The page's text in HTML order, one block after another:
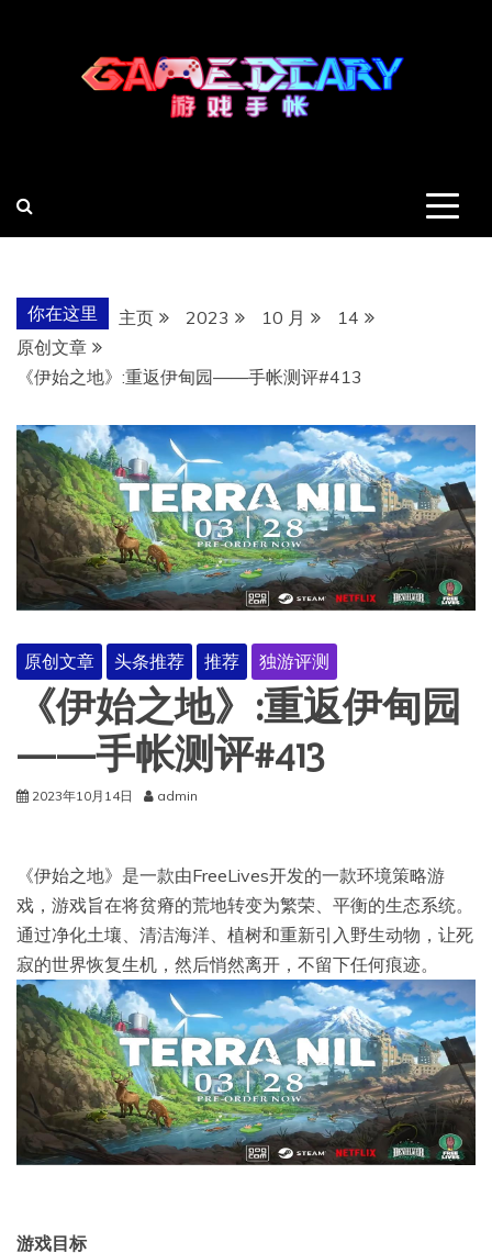
你在这里 主页 2023 10 月
14
原创文章
《伊始之地》:重返伊甸园——手帐测评#413
原创文章 头条推荐 推荐 独游评测
《伊始之地》:重返伊甸园
——手帐测评#413
2023年10月14日 admin
《伊始之地》是一款由FreeLives开发的一款环境策略游
戏，游戏旨在将贫瘠的荒地转变为繁荣、平衡的生态系统。
通过净化土壤、清洁海洋、植树和重新引入野生动物，让死
寂的世界恢复生机，然后悄然离开，不留下任何痕迹。
游戏目标